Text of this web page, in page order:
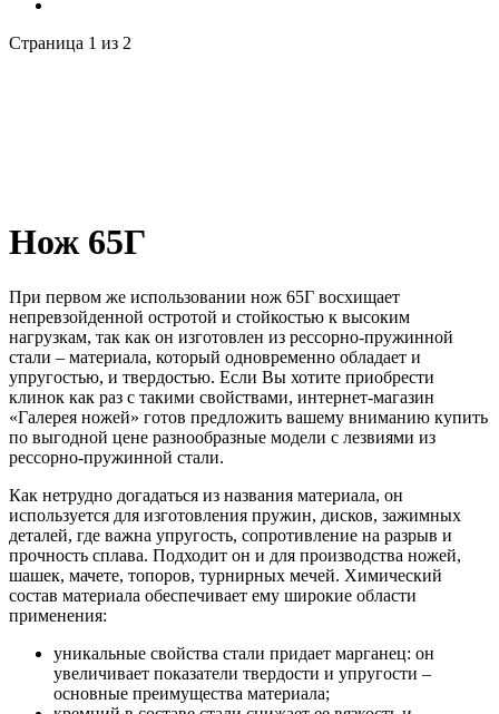
Страница 1 из 2
Нож 65Г
При первом же использовании нож 65Г восхищает
непревзойденной остротой и стойкостью к высоким
нагрузкам, так как он изготовлен из рессорно-пружинной
стали – материала, который одновременно обладает и
упругостью, и твердостью. Если Вы хотите приобрести
клинок как раз с такими свойствами, интернет-магазин
«Галерея ножей» готов предложить вашему вниманию купить
по выгодной цене разнообразные модели с лезвиями из
рессорно-пружинной стали.
Как нетрудно догадаться из названия материала, он
используется для изготовления пружин, дисков, зажимных
деталей, где важна упругость, сопротивление на разрыв и
прочность сплава. Подходит он и для производства ножей,
шашек, мачете, топоров, турнирных мечей. Химический
состав материала обеспечивает ему широкие области
применения:
уникальные свойства стали придает марганец: он
увеличивает показатели твердости и упругости –
основные преимущества материала;